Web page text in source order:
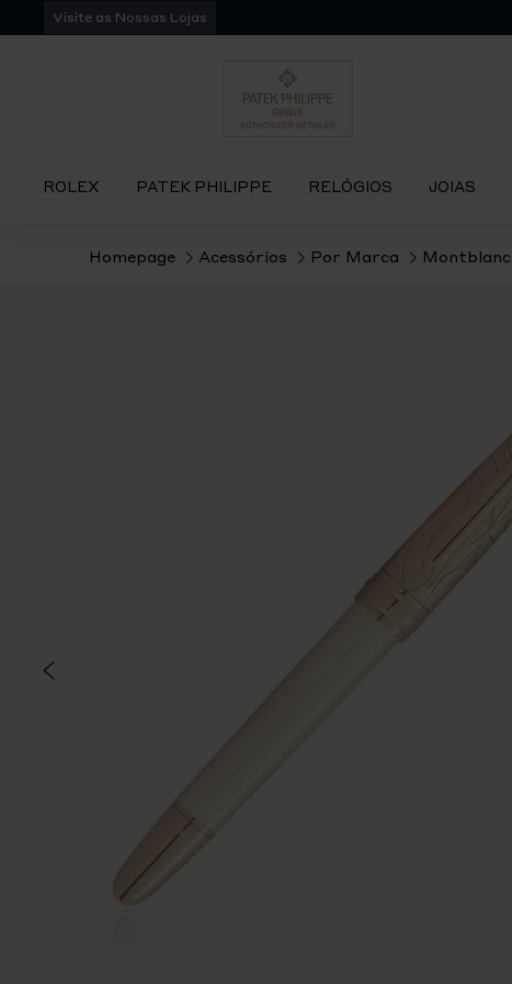
para
Visite as Nossas Lojas
ROLEX PATEK PHILIPPE RELÓGIOS JOIAS
Homepage Acessórios Por Marca Montblanc